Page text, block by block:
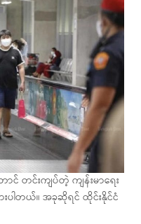
တင်းကျပ်တဲ့ ကျန်းမာရေး
ပါတယ်။ အခုဆိုရင် ထိုင်းနိုင်ငံ